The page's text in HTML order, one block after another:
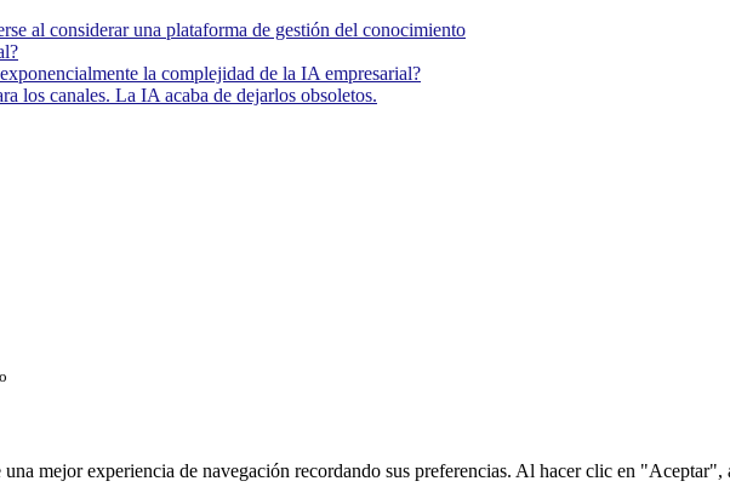
al considerar una plataforma de gestión del conocimiento
la complejidad de la IA empresarial?
los canales. La IA acaba de dejarlos obsoletos.
mejor experiencia de navegación recordando sus preferencias. Al hacer clic en